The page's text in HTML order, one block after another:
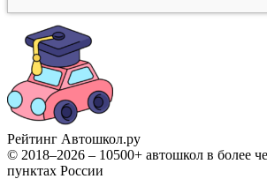
Рейтинг Автошкол.ру
© 2018–2026 – 10500+ автошкол в более
пунктах России